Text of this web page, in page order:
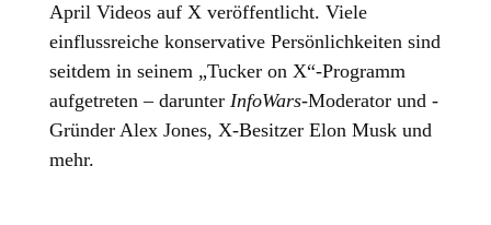
April Videos auf X veröffentlicht. Viele
einflussreiche konservative Persönlichkeiten sind
seitdem in seinem „Tucker on X“-Programm
aufgetreten – darunterInfoWars-Moderator und -
Gründer Alex Jones, X-Besitzer Elon Musk und
mehr.